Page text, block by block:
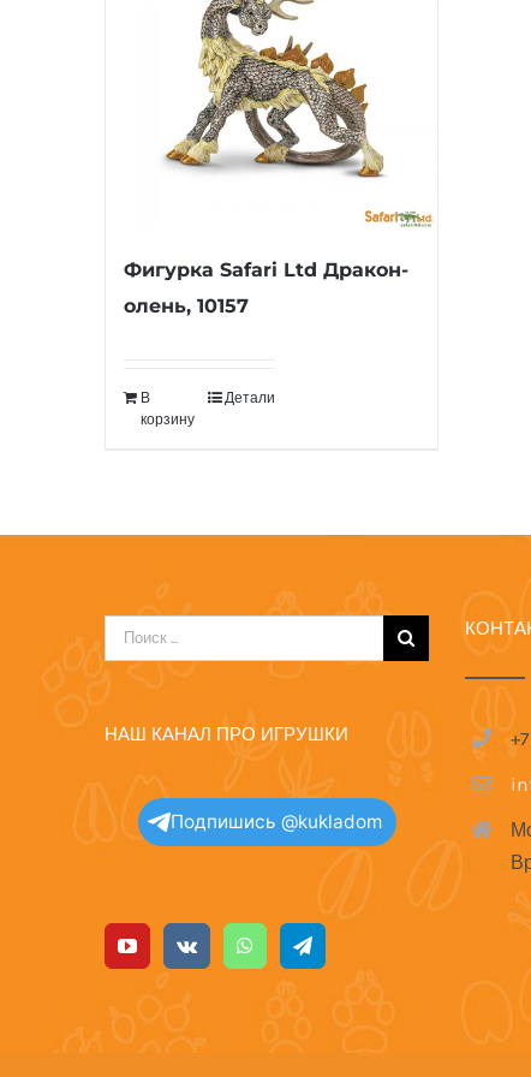
Фигурка Safari Ltd Дракон-
олень, 10157
В
корзину
Детали
Результат
поиска:
НАШ КАНАЛ ПРО ИГРУШКИ
Подпишись @kukladom